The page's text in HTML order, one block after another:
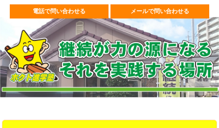
電話で問い合わせる メールで問い合わせる